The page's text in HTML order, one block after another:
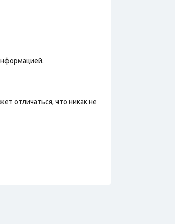
отличаться, что никак не